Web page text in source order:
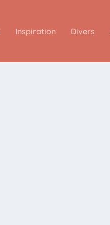
Inspiration Divers